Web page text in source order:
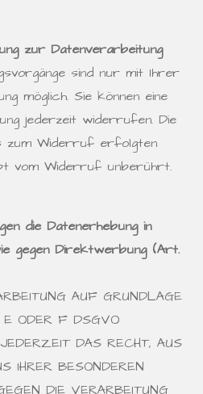
zur Datenverarbeitung
sind nur mit Ihrer
möglich. Sie können eine
jederzeit widerrufen. Die
zum Widerruf erfolgten
vom Widerruf unberührt.
die Datenerhebung in
gegen Direktwerbung (Art.
AUF GRUNDLAGE
E ODER F DSGVO
DAS RECHT, AUS
IHRER BESONDEREN